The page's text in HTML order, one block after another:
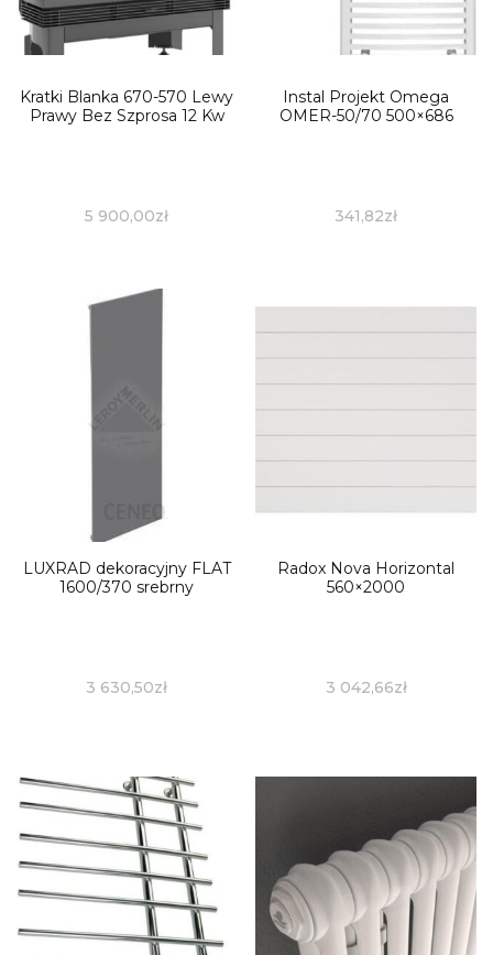
Kratki Blanka 670-570 Lewy
Prawy Bez Szprosa 12 Kw
5 900,00zł
Instal Projekt Omega
OMER-50/70 500×686
341,82zł
LUXRAD dekoracyjny FLAT
1600/370 srebrny
3 630,50zł
Radox Nova Horizontal
560×2000
3 042,66zł